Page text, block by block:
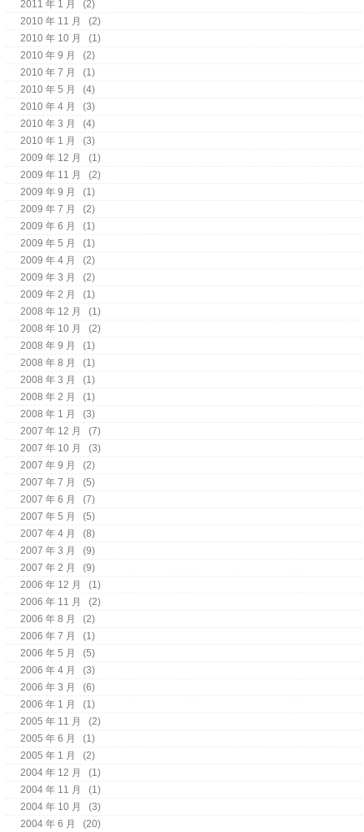
2011 年 1 月
(2)
2010 年 11 月
(2)
2010 年 10 月
(1)
2010 年 9 月
(2)
2010 年 7 月
(1)
2010 年 5 月
(4)
2010 年 4 月
(3)
2010 年 3 月
(4)
2010 年 1 月
(3)
2009 年 12 月
(1)
2009 年 11 月
(2)
2009 年 9 月
(1)
2009 年 7 月
(2)
2009 年 6 月
(1)
2009 年 5 月
(1)
2009 年 4 月
(2)
2009 年 3 月
(2)
2009 年 2 月
(1)
2008 年 12 月
(1)
2008 年 10 月
(2)
2008 年 9 月
(1)
2008 年 8 月
(1)
2008 年 3 月
(1)
2008 年 2 月
(1)
2008 年 1 月
(3)
2007 年 12 月
(7)
2007 年 10 月
(3)
2007 年 9 月
(2)
2007 年 7 月
(5)
2007 年 6 月
(7)
2007 年 5 月
(5)
2007 年 4 月
(8)
2007 年 3 月
(9)
2007 年 2 月
(9)
2006 年 12 月
(1)
2006 年 11 月
(2)
2006 年 8 月
(2)
2006 年 7 月
(1)
2006 年 5 月
(5)
2006 年 4 月
(3)
2006 年 3 月
(6)
2006 年 1 月
(1)
2005 年 11 月
(2)
2005 年 6 月
(1)
2005 年 1 月
(2)
2004 年 12 月
(1)
2004 年 11 月
(1)
2004 年 10 月
(3)
2004 年 6 月
(20)